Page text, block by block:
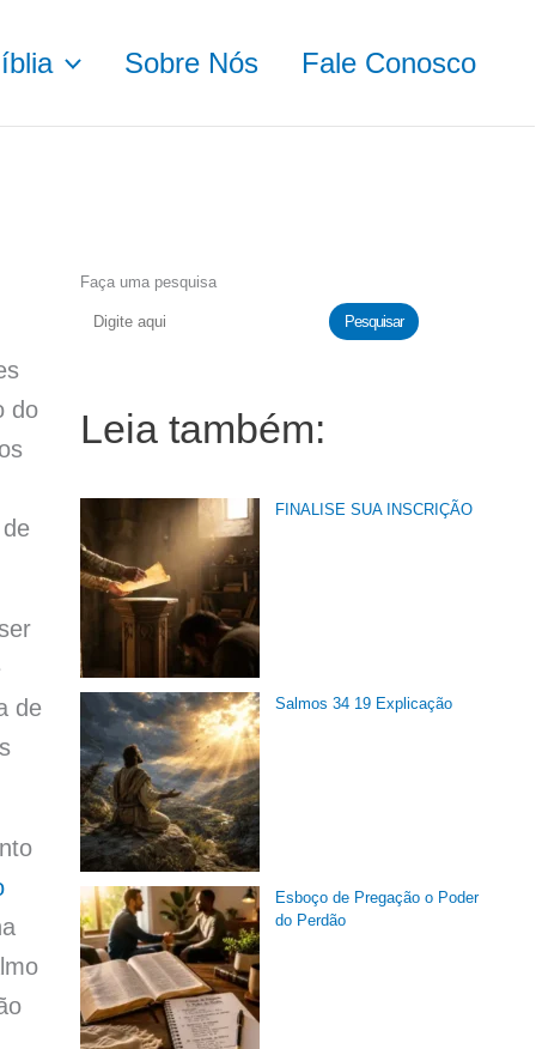
Sobre Nós Fale Conosco
do
de
Faça uma pesquisa
Pesquisar
Leia também:
FINALISE SUA INSCRIÇÃO
Salmos 34 19 Explicação
Esboço de Pregação o Poder
do Perdão